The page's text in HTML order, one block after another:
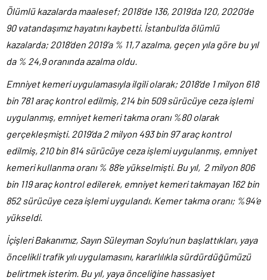
Ölümlü kazalarda maalesef; 2018’de 136, 2019’da 120, 2020’de
90 vatandaşımız hayatını kaybetti. İstanbul’da ölümlü
kazalarda; 2018’den 2019’a % 11,7 azalma, geçen yıla göre bu yıl
da % 24,9 oranında azalma oldu.
Emniyet kemeri uygulamasıyla ilgili olarak; 2018’de 1 milyon 618
bin 781 araç kontrol edilmiş, 214 bin 509 sürücüye ceza işlemi
uygulanmış, emniyet kemeri takma oranı %80 olarak
gerçekleşmişti. 2019’da 2 milyon 493 bin 97 araç kontrol
edilmiş, 210 bin 814 sürücüye ceza işlemi uygulanmış, emniyet
kemeri kullanma oranı % 88’e yükselmişti. Bu yıl, 2 milyon 806
bin 119 araç kontrol edilerek, emniyet kemeri takmayan 162 bin
852 sürücüye ceza işlemi uygulandı. Kemer takma oranı; %94’e
yükseldi.
İçişleri Bakanımız, Sayın Süleyman Soylu’nun başlattıkları, yaya
öncelikli trafik yılı uygulamasını, kararlılıkla sürdürdüğümüzü
belirtmek isterim. Bu yıl, yaya önceliğine hassasiyet